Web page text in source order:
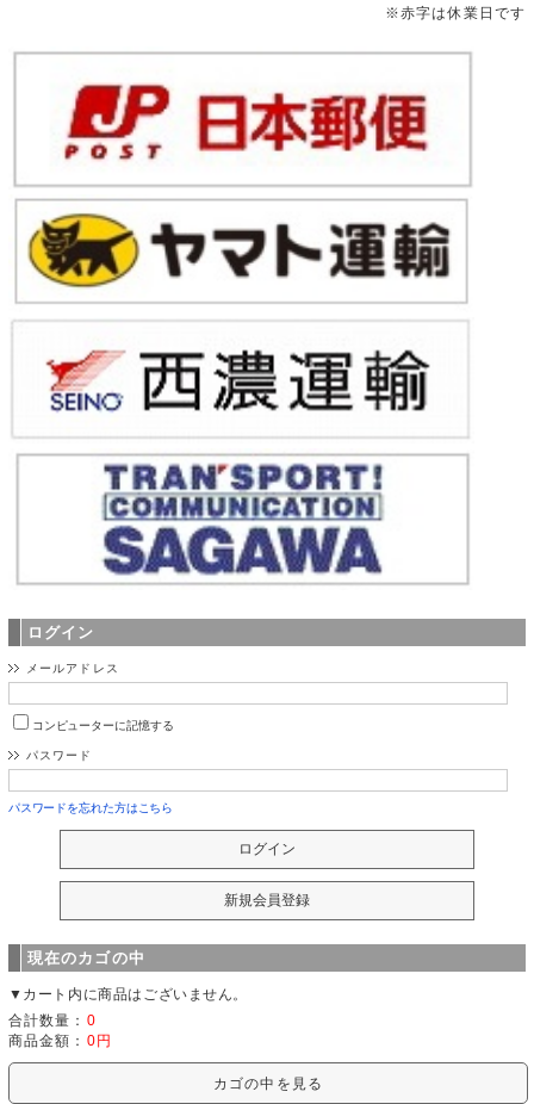
※赤字は休業日です
ログイン
メールアドレス
コンピューターに記憶する
パスワード
パスワードを忘れた方はこちら
現在のカゴの中
▼カート内に商品はございません。
合計数量： 0
商品金額： 0円
カゴの中を見る